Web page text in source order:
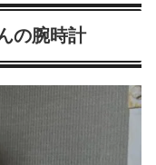
の腕時計